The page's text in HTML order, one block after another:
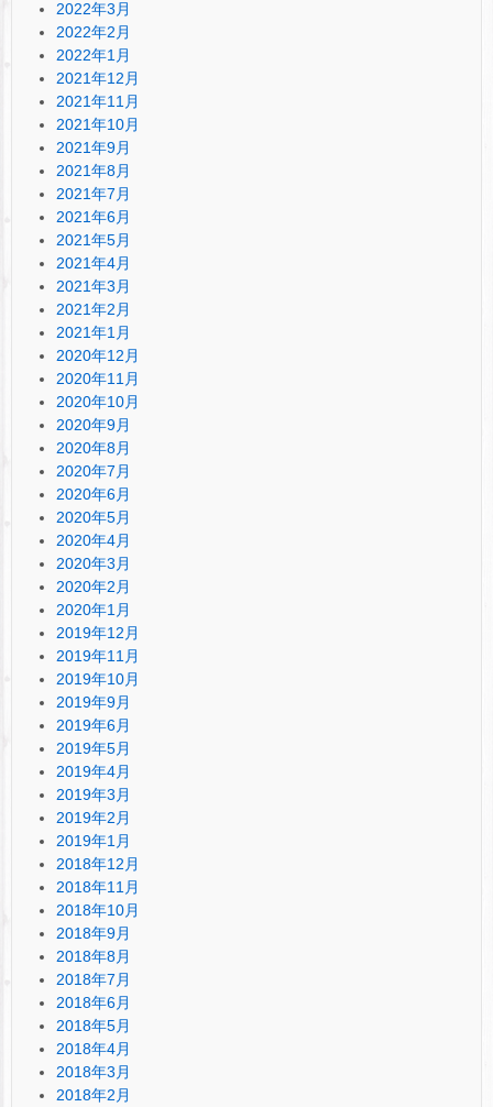
2022年3月
2022年2月
2022年1月
2021年12月
2021年11月
2021年10月
2021年9月
2021年8月
2021年7月
2021年6月
2021年5月
2021年4月
2021年3月
2021年2月
2021年1月
2020年12月
2020年11月
2020年10月
2020年9月
2020年8月
2020年7月
2020年6月
2020年5月
2020年4月
2020年3月
2020年2月
2020年1月
2019年12月
2019年11月
2019年10月
2019年9月
2019年6月
2019年5月
2019年4月
2019年3月
2019年2月
2019年1月
2018年12月
2018年11月
2018年10月
2018年9月
2018年8月
2018年7月
2018年6月
2018年5月
2018年4月
2018年3月
2018年2月